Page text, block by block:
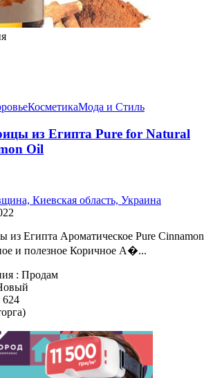
КосметикаМода и Стиль
из Египта Pure for Natural
Oil
Киевская область, Украина
из Египта Ароматическое Pure Cinnamon
и полезное Коричное А�...
: Продам
624